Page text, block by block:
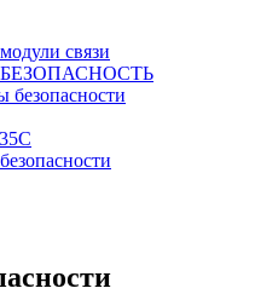
связи
безопасности